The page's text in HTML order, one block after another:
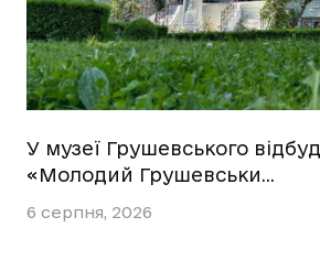
У музеї Грушевського
«Молодий Грушевськи…
6 серпня, 2026